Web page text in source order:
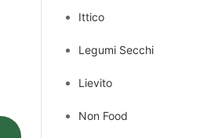
Ittico
Legumi Secchi
Lievito
Non Food